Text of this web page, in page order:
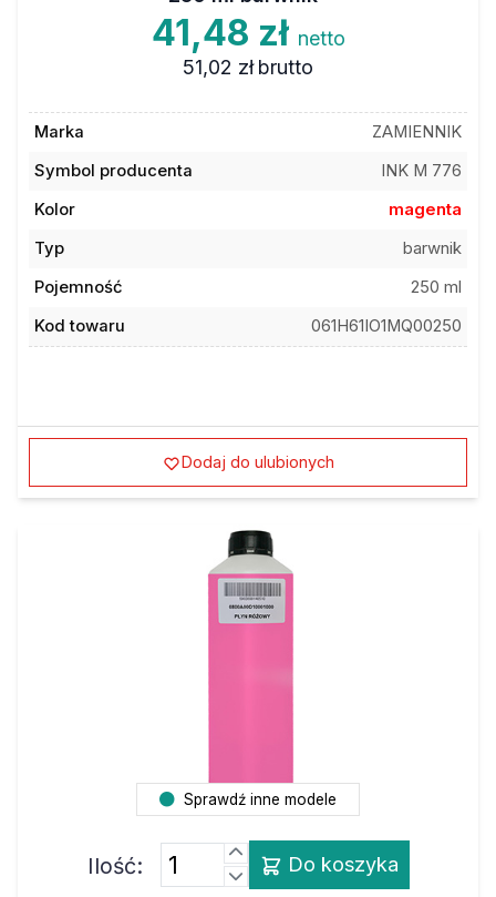
41,48 zł netto
51,02 zł brutto
Marka
ZAMIENNIK
Symbol producenta
INK M 776
Kolor
magenta
Typ
barwnik
Pojemność
250 ml
Kod towaru
061H61IO1MQ00250
Dodaj do ulubionych
Sprawdź inne modele
Ilość: Do koszyka